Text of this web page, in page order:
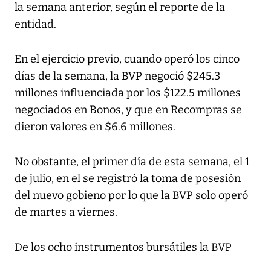
la semana anterior, según el reporte de la
entidad.
En el ejercicio previo, cuando operó los cinco
días de la semana, la BVP negoció $245.3
millones influenciada por los $122.5 millones
negociados en Bonos, y que en Recompras se
dieron valores en $6.6 millones.
No obstante, el primer día de esta semana, el 1
de julio, en el se registró la toma de posesión
del nuevo gobieno por lo que la BVP solo operó
de martes a viernes.
De los ocho instrumentos bursátiles la BVP